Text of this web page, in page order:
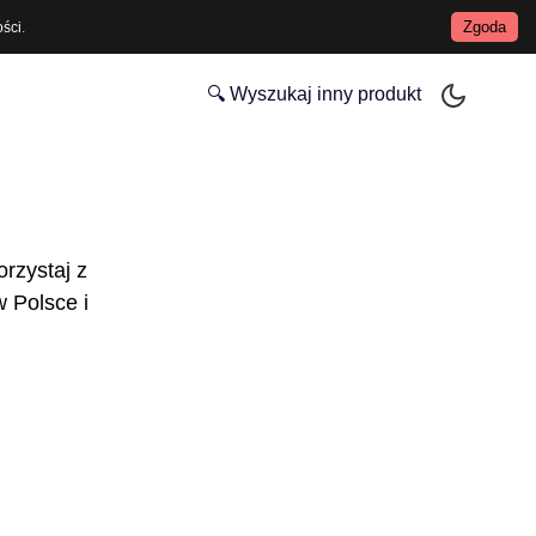
Zgoda
🔍 Wyszukaj inny produkt
z
Polsce i